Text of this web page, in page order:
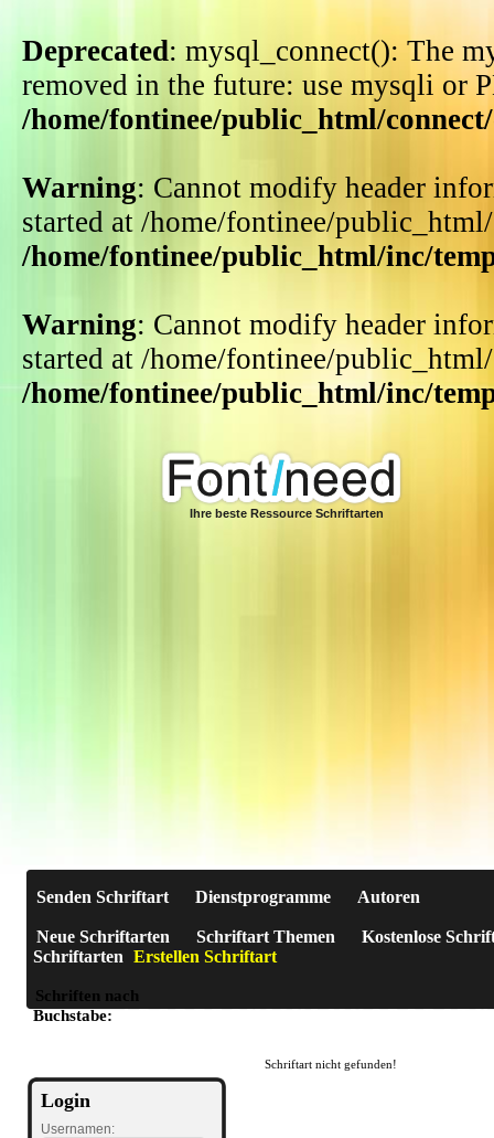
Deprecated: mysql_connect(): The
removed in the future: use mysqli or
/home/fontinee/public_html/
Warning: Cannot modify header
started at /home/fontinee/
/home/fontinee/public_html/inc/
Warning: Cannot modify header
started at /home/fontinee/
/home/fontinee/public_html/inc/
Ihre beste Ressource Schriftarten
Senden Schriftart Dienstprogramme Autoren
Neue Schriftarten Schriftart Themen
Kostenlose
Schriftarten Erstellen Schriftart
Schriften nach
Buchstabe: A B C D E F G H I J K L M N O P Q R S T U
Login
Usernamen:
Schriftart nicht gefunden!